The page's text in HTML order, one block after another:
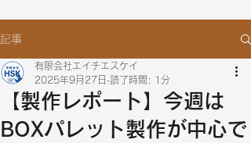
記事
【製作レポート】今週は
BOXパレット製作が中心で
有限会社エイチエスケイ
2025年9月27日 読了時間: 1分